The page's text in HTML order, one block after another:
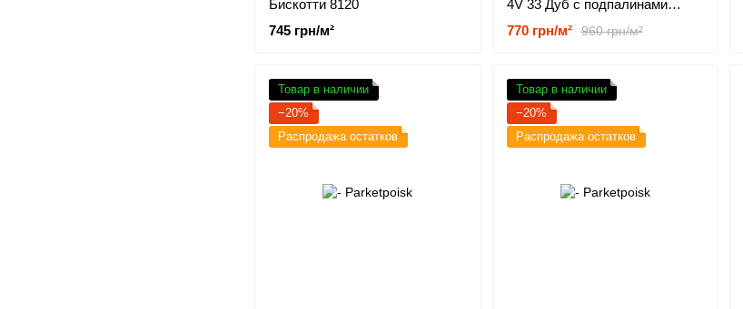
Бискотти 8120
745 грн/м²
4V 33 Дуб с подпалинами
960 грн/м²
770 грн/м²
Товар в наличии
−20%
Распродажа остатков
Товар в наличии
−20%
Распродажа остатков